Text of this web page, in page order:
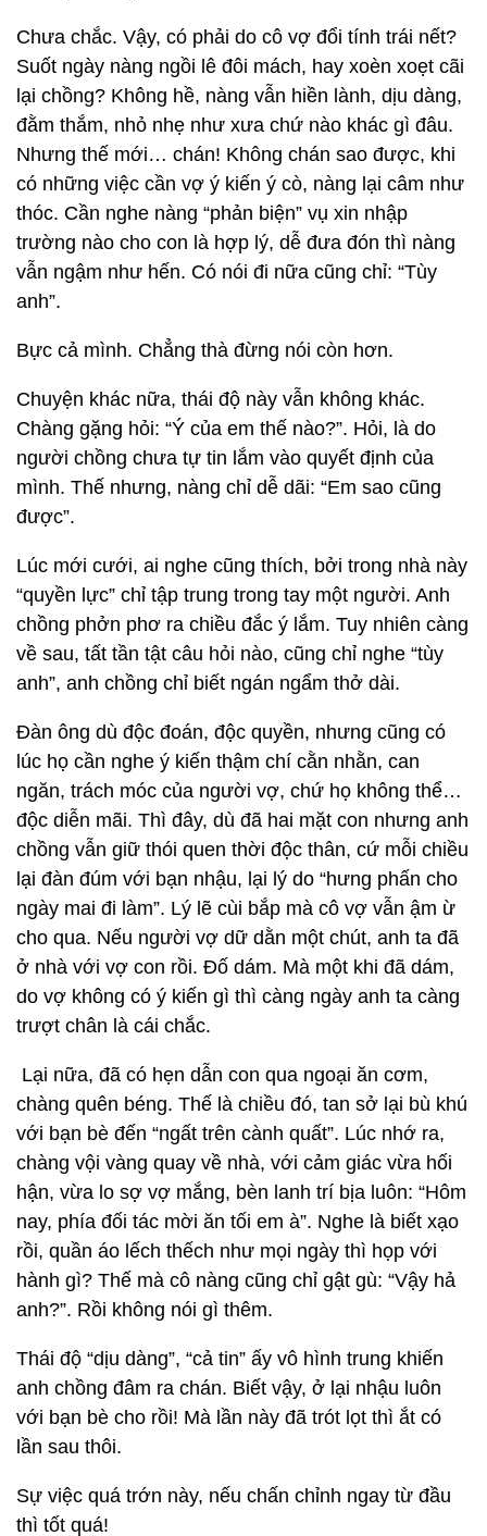
Chưa chắc. Vậy, có phải do cô vợ đổi tính trái nết?
Suốt ngày nàng ngồi lê đôi mách, hay xoèn xoẹt cãi
lại chồng? Không hề, nàng vẫn hiền lành, dịu dàng,
đằm thắm, nhỏ nhẹ như xưa chứ nào khác gì đâu.
Nhưng thế mới… chán! Không chán sao được, khi
có những việc cần vợ ý kiến ý cò, nàng lại câm như
thóc. Cần nghe nàng “phản biện” vụ xin nhập
trường nào cho con là hợp lý, dễ đưa đón thì nàng
vẫn ngậm như hến. Có nói đi nữa cũng chỉ: “Tùy
anh”.
Bực cả mình. Chẳng thà đừng nói còn hơn.
Chuyện khác nữa, thái độ này vẫn không khác.
Chàng gặng hỏi: “Ý của em thế nào?”. Hỏi, là do
người chồng chưa tự tin lắm vào quyết định của
mình. Thế nhưng, nàng chỉ dễ dãi: “Em sao cũng
được”.
Lúc mới cưới, ai nghe cũng thích, bởi trong nhà này
“quyền lực” chỉ tập trung trong tay một người. Anh
chồng phởn phơ ra chiều đắc ý lắm. Tuy nhiên càng
về sau, tất tần tật câu hỏi nào, cũng chỉ nghe “tùy
anh”, anh chồng chỉ biết ngán ngẩm thở dài.
Đàn ông dù độc đoán, độc quyền, nhưng cũng có
lúc họ cần nghe ý kiến thậm chí cằn nhằn, can
ngăn, trách móc của người vợ, chứ họ không thể…
độc diễn mãi. Thì đây, dù đã hai mặt con nhưng anh
chồng vẫn giữ thói quen thời độc thân, cứ mỗi chiều
lại đàn đúm với bạn nhậu, lại lý do “hưng phấn cho
ngày mai đi làm”. Lý lẽ cùi bắp mà cô vợ vẫn ậm ừ
cho qua. Nếu người vợ dữ dằn một chút, anh ta đã
ở nhà với vợ con rồi. Đố dám. Mà một khi đã dám,
do vợ không có ý kiến gì thì càng ngày anh ta càng
trượt chân là cái chắc.
Lại nữa, đã có hẹn dẫn con qua ngoại ăn cơm,
chàng quên béng. Thế là chiều đó, tan sở lại bù khú
với bạn bè đến “ngất trên cành quất”. Lúc nhớ ra,
chàng vội vàng quay về nhà, với cảm giác vừa hối
hận, vừa lo sợ vợ mắng, bèn lanh trí bịa luôn: “Hôm
nay, phía đối tác mời ăn tối em à”. Nghe là biết xạo
rồi, quần áo lếch thếch như mọi ngày thì họp với
hành gì? Thế mà cô nàng cũng chỉ gật gù: “Vậy hả
anh?”. Rồi không nói gì thêm.
Thái độ “dịu dàng”, “cả tin” ấy vô hình trung khiến
anh chồng đâm ra chán. Biết vậy, ở lại nhậu luôn
với bạn bè cho rồi! Mà lần này đã trót lọt thì ắt có
lần sau thôi.
Sự việc quá trớn này, nếu chấn chỉnh ngay từ đầu
thì tốt quá!